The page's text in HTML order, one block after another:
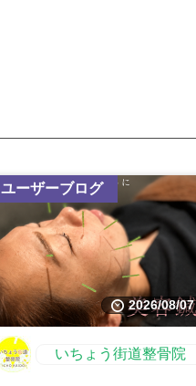
ユーザーブログ
2026/08/07
いちょう街道整骨院